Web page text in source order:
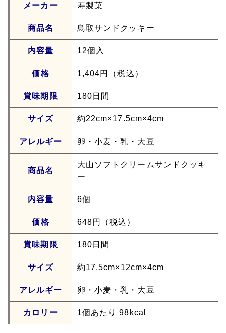
メーカー 寿製菓
商品名 鳥取サンドクッキー
内容量 12個入
価格 1,404円（税込）
賞味期限 180日間
サイズ 約22cm×17.5cm×4cm
アレルギー 卵・小麦・乳・大豆
商品名
大山ソフトクリームサンドクッキ
ー
内容量 6個
価格 648円（税込）
賞味期限 180日間
サイズ 約17.5cm×12cm×4cm
アレルギー 卵・小麦・乳・大豆
カロリー 1個あたり 98kcal